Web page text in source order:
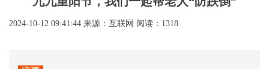
2024-10-12 09:41:44 来源：互联网 阅读：1318